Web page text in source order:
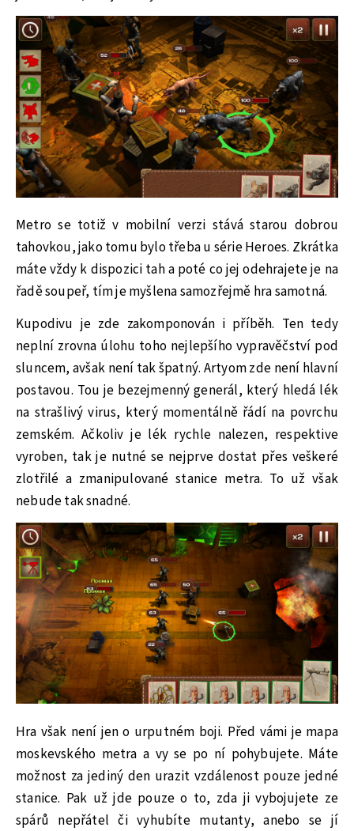
Metro se totiž v mobilní verzi stává starou dobrou
tahovkou, jako tomu bylo třeba u série Heroes. Zkrátka
máte vždy k dispozici tah a poté co jej odehrajete je na
řadě soupeř, tím je myšlena samozřejmě hra samotná.
Kupodivu je zde zakomponován i příběh. Ten tedy
neplní zrovna úlohu toho nejlepšího vypravěčství pod
sluncem, avšak není tak špatný. Artyom zde není hlavní
postavou. Tou je bezejmenný generál, který hledá lék
na strašlivý virus, který momentálně řádí na povrchu
zemském. Ačkoliv je lék rychle nalezen, respektive
vyroben, tak je nutné se nejprve dostat přes veškeré
zlotřilé a zmanipulované stanice metra. To už však
nebude tak snadné.
Hra však není jen o urputném boji. Před vámi je mapa
moskevského metra a vy se po ní pohybujete. Máte
možnost za jediný den urazit vzdálenost pouze jedné
stanice. Pak už jde pouze o to, zda ji vybojujete ze
spárů nepřátel či vyhubíte mutanty, anebo se jí